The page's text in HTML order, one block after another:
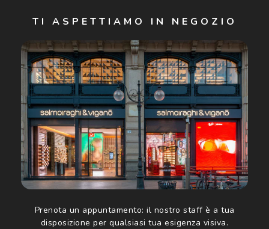
Cliccando su "Iscriviti", confermo di avere più di 16 anni e
acconsento all'utilizzo dei miei Dati Personali da parte di
Luxottica Group S.p.A. per l'invio di offerte speciali, novità
ed altre comunicazioni di carattere pubblicitario (consultare
Informativa sulla privacyper ulteriori informazioni).
TI ASPETTIAMO IN NEGOZIO
Prenota un appuntamento: il nostro staff è a tua
disposizione per qualsiasi tua esigenza visiva.